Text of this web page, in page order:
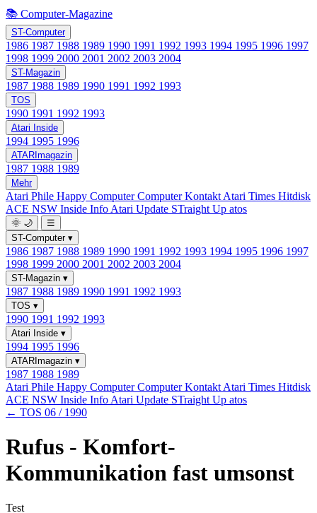
📚 Computer-Magazine
ST-Computer
1986 1987 1988 1989 1990 1991 1992 1993 1994 1995 1996 1997
1998 1999 2000 2001 2002 2003 2004
ST-Magazin
1987 1988 1989 1990 1991 1992 1993
TOS
1990 1991 1992 1993
Atari Inside
1994 1995 1996
ATARImagazin
1987 1988 1989
Mehr
Atari Phile Happy ComputerComputer Kontakt Atari Times Hitdisk
ACE NSW Inside Info Atari Update STraight Up atos
🌞 🌙
☰
ST-Computer ▾
1986 1987 1988 1989 1990 1991 1992 1993 1994 1995 1996 1997
1998 1999 2000 2001 2002 2003 2004
ST-Magazin ▾
1987 1988 1989 1990 1991 1992 1993
TOS ▾
1990 1991 1992 1993
Atari Inside ▾
1994 1995 1996
ATARImagazin ▾
1987 1988 1989
Atari Phile Happy ComputerComputer Kontakt Atari Times Hitdisk
ACE NSW Inside Info Atari Update STraight Up atos
← TOS 06 / 1990
Rufus - Komfort-
Kommunikation fast umsonst
Test